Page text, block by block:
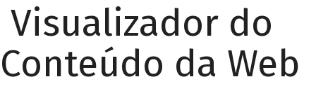
Visualizador do
Conteúdo da Web